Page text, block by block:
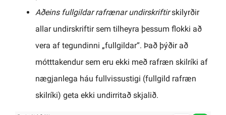
Aðeins fullgildar rafrænar undirskriftirskilyrðir
allar undirskriftir sem tilheyra þessum flokki að
vera af tegundinni „fullgildar“. Það þýðir að
mótttakendur sem eru ekki með rafræn skilríki af
nægjanlega háu fullvissustigi (fullgild rafræn
skilríki) geta ekki undirritað skjalið.